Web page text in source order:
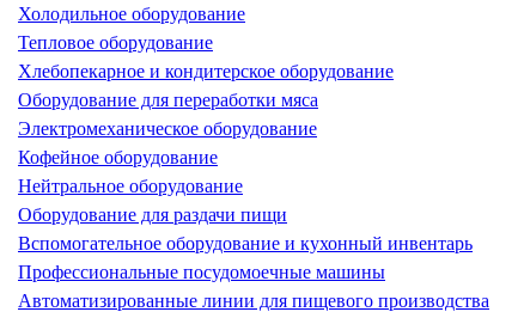
Холодильное оборудование
Тепловое оборудование
Хлебопекарное и кондитерское оборудование
Оборудование для переработки мяса
Электромеханическое оборудование
Кофейное оборудование
Нейтральное оборудование
Оборудование для раздачи пищи
Вспомогательное оборудование и кухонный инвентарь
Профессиональные посудомоечные машины
Автоматизированные линии для пищевого производства